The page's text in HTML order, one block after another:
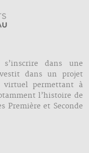
dans une
dans un projet
virtuel permettant à
l’histoire de
Première et Seconde